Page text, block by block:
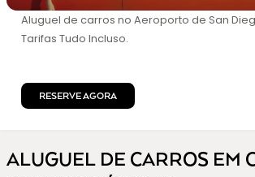
Aluguel de carros no Aeroporto de San
Tarifas Tudo Incluso.
RESERVE AGORA
ALUGUEL DE CARROS EM